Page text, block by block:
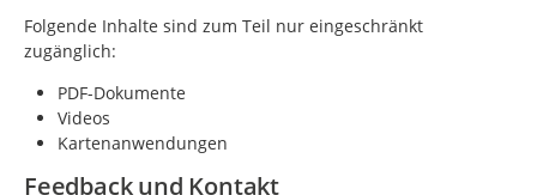
Folgende Inhalte sind zum Teil nur eingeschränkt
zugänglich:
PDF-Dokumente
Videos
Kartenanwendungen
Feedback und Kontakt